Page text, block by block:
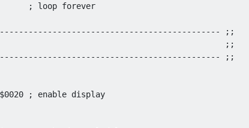
; loop forever
;;
;;
;;
; enable display